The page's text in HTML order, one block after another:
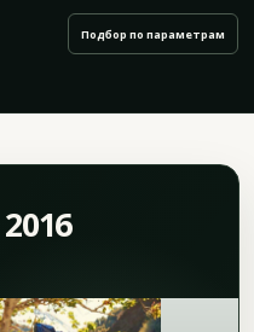
Подбор по параметрам